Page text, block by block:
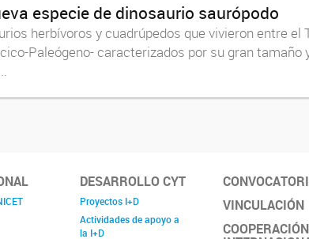
especie de dinosaurio saurópodo
herbívoros y cuadrúpedos que vivieron entre
Paleógeno- caracterizados por su gran
DESARROLLO CYT
Proyectos I+D
Actividades de apoyo a
la I+D
VINCULACIÓN
COOPERACIÓN